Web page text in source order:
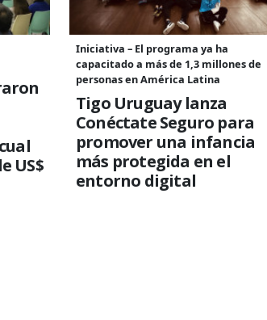
US$
Iniciativa – El programa ya ha
capacitado a más de 1,3 millones de
personas en América Latina
Tigo Uruguay lanza
Conéctate Seguro para
promover una infancia
más protegida en el
entorno digital